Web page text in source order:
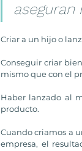
aseguran
Criar a un hijo o
Conseguir criar
mismo que con el
Haber lanzado al
producto.
Cuando criamos a
empresa, el